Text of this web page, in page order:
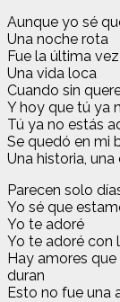
Aunque yo sé
Una noche rota
Fue la última
Una vida loca
Cuando sin
Y hoy quе tú ya
Tú ya no estás
Sе quedó en mi
Una historia,
Parecen solo
Yo sé que
Yo te adoré
Yo te adoré con
Hay amores
duran
Esto no fue una